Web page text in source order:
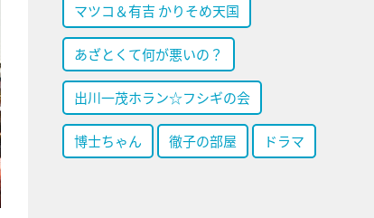
マツコ＆有吉 かりそめ天国
あざとくて何が悪いの？
出川一茂ホラン☆フシギの会
博士ちゃん 徹子の部屋 ドラマ